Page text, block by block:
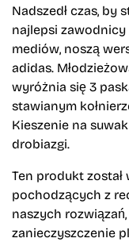
Nadszedł czas, by
najlepsi
mediów, noszą
adidas.
wyróżnia się 3
stawianym
Kieszenie na
drobiazgi.
Ten produkt został
pochodzących z
naszych
zanieczyszczenie